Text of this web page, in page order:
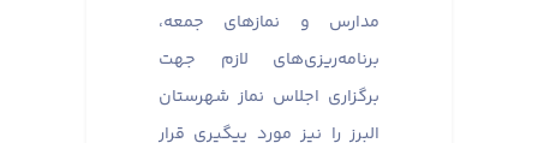
مدارس و نماز‌های جمعه،
برنامه‌ریزی‌های لازم جهت
برگزاری اجلاس نماز شهرستان
البرز را نیز مورد پیگیری قرار